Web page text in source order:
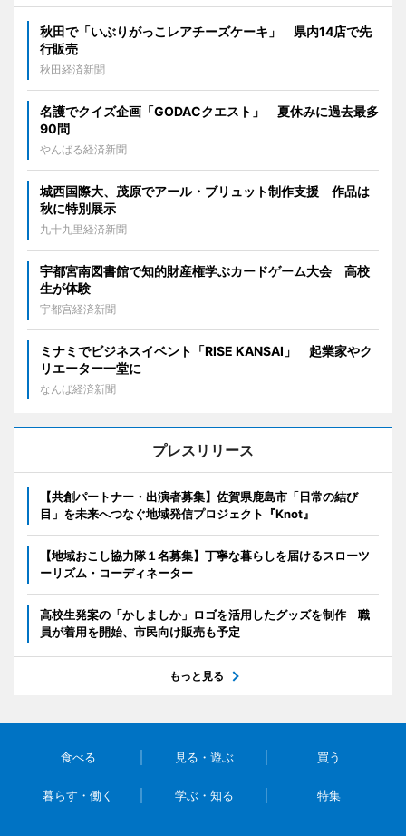
秋田で「いぶりがっこレアチーズケーキ」 県内14店で先
行販売
秋田経済新聞
名護でクイズ企画「GODACクエスト」 夏休みに過去最多
90問
やんばる経済新聞
城西国際大、茂原でアール・ブリュット制作支援 作品は
秋に特別展示
九十九里経済新聞
宇都宮南図書館で知的財産権学ぶカードゲーム大会 高校
生が体験
宇都宮経済新聞
ミナミでビジネスイベント「RISE KANSAI」 起業家やク
リエーター一堂に
なんば経済新聞
プレスリリース
【共創パートナー・出演者募集】佐賀県鹿島市「日常の結び
目」を未来へつなぐ地域発信プロジェクト『Knot』
【地域おこし協力隊１名募集】丁寧な暮らしを届けるスローツ
ーリズム・コーディネーター
高校生発案の「かしましか」ロゴを活用したグッズを制作 職
員が着用を開始、市民向け販売も予定
もっと見る
食べる 見る・遊ぶ 買う
暮らす・働く 学ぶ・知る 特集